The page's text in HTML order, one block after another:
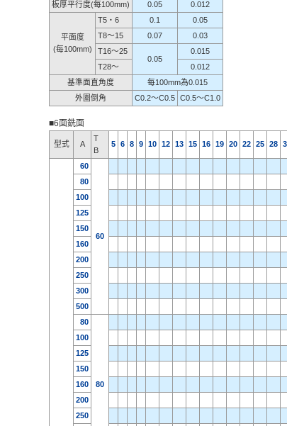
板厚平行度(每100mm)
0.05 0.012
平面度
(每100mm)
T5・6 0.1
0.05
T8〜15
0.07
0.03
T16〜25
0.05
0.015
T28〜
0.012
基準面直角度
每100mm為0.015
外圍倒角
C0.2〜C0.5 C0.5〜C1.0
■6面銑面
型式 A
T
B
5 6 8 9 10 12 13 15 16 19 20 22 25 28
60
60
80
100
125
150
160
200
250
300
500
80
80
100
125
150
160
200
250